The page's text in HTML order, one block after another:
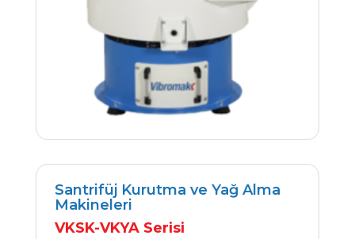
Santrifüj Kurutma ve Yağ Alma
Makineleri
VKSK-VKYA Serisi